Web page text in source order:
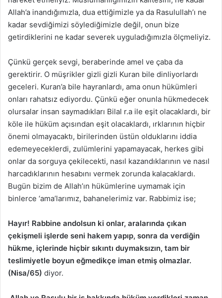
Allah’a inandığımızla, dua ettiğimizle ya da Rasulullah’ı ne
kadar sevdiğimizi söylediğimizle değil, onun bize
getirdiklerini ne kadar severek uyguladığımızla ölçmeliyiz.
Çünkü gerçek sevgi, beraberinde amel ve çaba da
gerektirir. O müşrikler gizli gizli Kuran bile dinliyorlardı
geceleri. Kuran’a bile hayranlardı, ama onun hükümleri
onları rahatsız ediyordu. Çünkü eğer onunla hükmedecek
olursalar insan saymadıkları Bilal r.a ile eşit olacaklardı, bir
köle ile hüküm açısından eşit olacaklardı, ırklarının hiçbir
önemi olmayacaktı, birilerinden üstün olduklarını iddia
edemeyeceklerdi, zulümlerini yapamayacak, herkes gibi
onlar da sorguya çekilecekti, nasıl kazandıklarının ve nasıl
harcadıklarının hesabını vermek zorunda kalacaklardı.
Bugün bizim de Allah’ın hükümlerine uymamak için
binlerce ‘ama’larımız, bahanelerimiz var. Rabbimiz ise;
Hayır! Rabbine andolsun ki onlar, aralarında çıkan
çekişmeli işlerde seni hakem yapıp, sonra da verdiğin
hükme, içlerinde hiçbir sıkıntı duymaksızın, tam bir
teslimiyetle boyun eğmedikçe iman etmiş olmazlar.
(Nisa/65) diyor.